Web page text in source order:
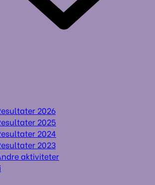
2026
2025
2024
2023
aktiviteter